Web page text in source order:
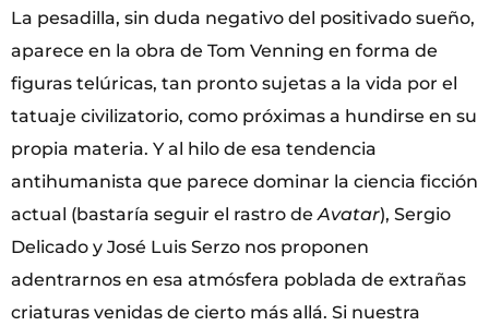
La pesadilla, sin duda negativo del positivado sueño,
aparece en la obra de Tom Venning en forma de
figuras telúricas, tan pronto sujetas a la vida por el
tatuaje civilizatorio, como próximas a hundirse en su
propia materia. Y al hilo de esa tendencia
antihumanista que parece dominar la ciencia ficción
actual (bastaría seguir el rastro deAvatar), Sergio
Delicado y José Luis Serzo nos proponen
adentrarnos en esa atmósfera poblada de extrañas
criaturas venidas de cierto más allá. Si nuestra